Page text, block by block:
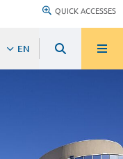
QUICK ACCESSES
EN